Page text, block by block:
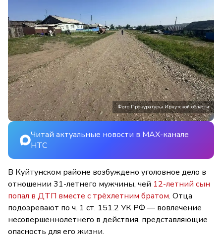
Фото Прокуратуры Иркутской области
Читай актуальные новости в MAX-канале
НТС
В Куйтунском районе возбуждено уголовное дело в
отношении 31-летнего мужчины, чей 12-летний сын
попал в ДТП вместе с трёхлетним братом. Отца
подозревают по ч. 1 ст. 151.2 УК РФ — вовлечение
несовершеннолетнего в действия, представляющие
опасность для его жизни.